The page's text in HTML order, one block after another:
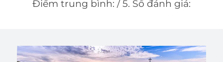
Điểm trung bình: / 5. Số đánh giá: